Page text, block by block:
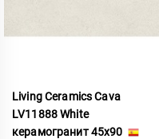
Living Ceramics Cava
LV11888 White
керамогранит 45x90